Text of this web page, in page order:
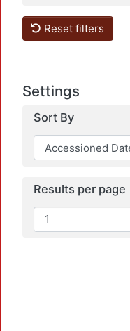
Reset filters
Settings
Sort By
Results per page